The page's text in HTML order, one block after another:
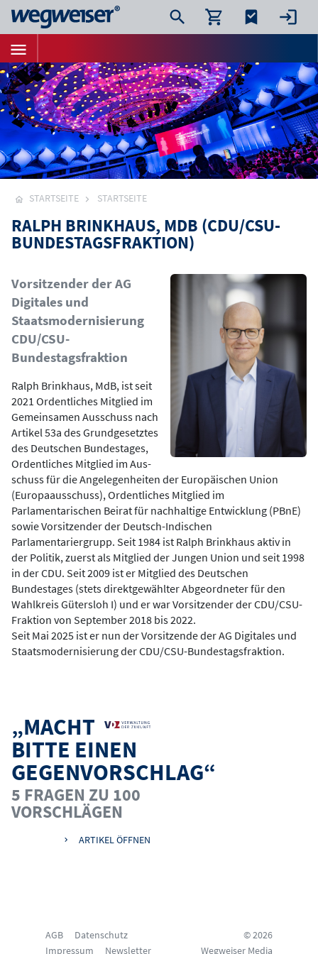
STARTSEITE STARTSEITE
RALPH BRINKHAUS, MDB (CDU/CSU-
BUNDESTAGSFRAKTION)
Bild
Vorsitzender der AG
Digitales und
Staatsmodernisierung
CDU/CSU-
Bundestagsfraktion
Ralph Brinkhaus, MdB, ist seit
2021 Ordentliches Mitglied im
Gemeinsamen Ausschuss nach
Artikel 53a des Grundgesetztes
des Deutschen Bundestages,
Ordentliches Mitglied im Aus-
schuss für die Angelegenheiten der Europäischen Union
(Europaausschuss), Ordentliches Mitglied im
Parlamentarischen Beirat für nachhaltige Entwicklung (PBnE)
sowie Vorsitzender der Deutsch-Indischen
Parlamentariergrupp. Seit 1984 ist Ralph Brinkhaus aktiv in
der Politik, zuerst als Mitglied der Jungen Union und seit 1998
in der CDU. Seit 2009 ist er Mitglied des Deutschen
Bundestages (stets direktgewählter Abgeordneter für den
Wahlkreis Gütersloh I) und er war Vorsitzender der CDU/CSU-
Fraktion von September 2018 bis 2022.
Seit Mai 2025 ist er nun der Vorsitzende der AG Digitales und
Staatsmodernisierung der CDU/CSU-Bundestagsfraktion.
„MACHT
BITTE EINEN
GEGENVORSCHLAG“
5 FRAGEN ZU 100
VORSCHLÄGEN
ARTIKEL ÖFFNEN
AGB
Datenschutz
Impressum
Newsletter
© 2026
Wegweiser Media